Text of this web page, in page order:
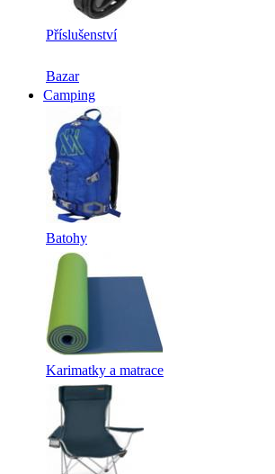
Příslušenství
Bazar
Camping
Batohy
Karimatky a matrace